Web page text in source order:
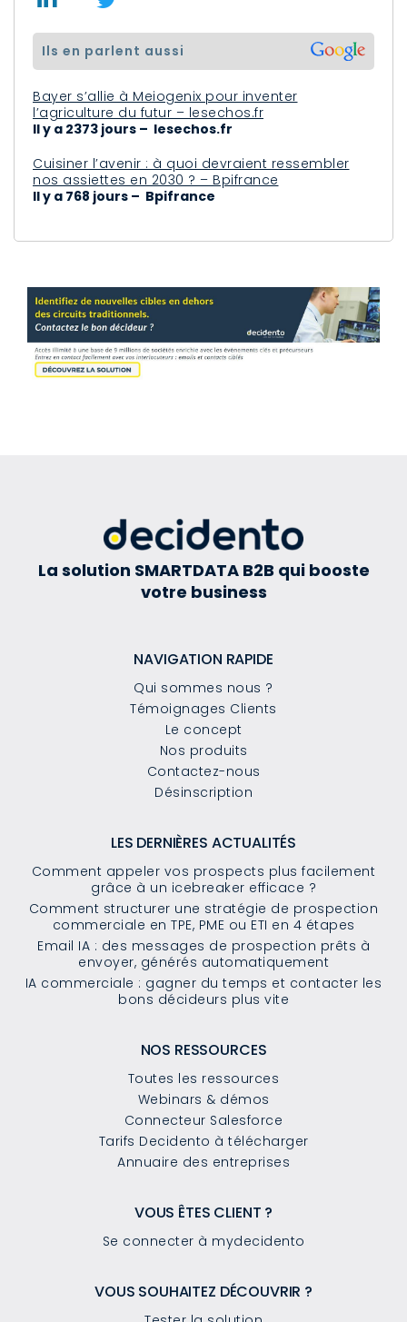
ils en parlent aussi
Bayer s’allie à Meiogenix pour inventer
l’agriculture du futur – lesechos.fr
Il y a 2373 jours – lesechos.fr
Cuisiner l’avenir : à quoi devraient ressembler
nos assiettes en 2030 ? – Bpifrance
Il y a 768 jours – Bpifrance
La solution SMARTDATA B2B qui booste
votre business
NAVIGATION RAPIDE
Qui sommes nous ?
Témoignages Clients
Le concept
Nos produits
Contactez-nous
Désinscription
LES DERNIÈRES ACTUALITÉS
Comment appeler vos prospects plus facilement
grâce à un icebreaker efficace ?
Comment structurer une stratégie de prospection
commerciale en TPE, PME ou ETI en 4 étapes
Email IA : des messages de prospection prêts à
envoyer, générés automatiquement
IA commerciale : gagner du temps et contacter les
bons décideurs plus vite
NOS RESSOURCES
Toutes les ressources
Webinars & démos
Connecteur Salesforce
Tarifs Decidento à télécharger
Annuaire des entreprises
VOUS ÊTES CLIENT ?
Se connecter à mydecidento
VOUS SOUHAITEZ DÉCOUVRIR ?